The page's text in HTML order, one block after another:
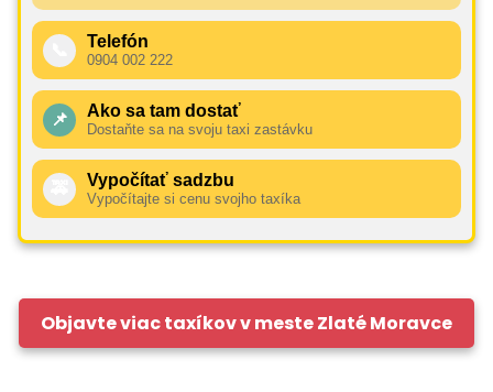
Telefón
0904 002 222
📌 Ako sa tam dostať
Dostaňte sa na svoju taxi zastávku
Vypočítať sadzbu
Vypočítajte si cenu svojho taxíka
Objavte viac taxíkov v meste Zlaté Moravce